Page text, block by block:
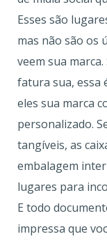
Esses são
mas não são os
veem sua
fatura sua, essa
eles sua marca
personalizado.
tangíveis, as
embalagem
lugares para
E todo
impressa que